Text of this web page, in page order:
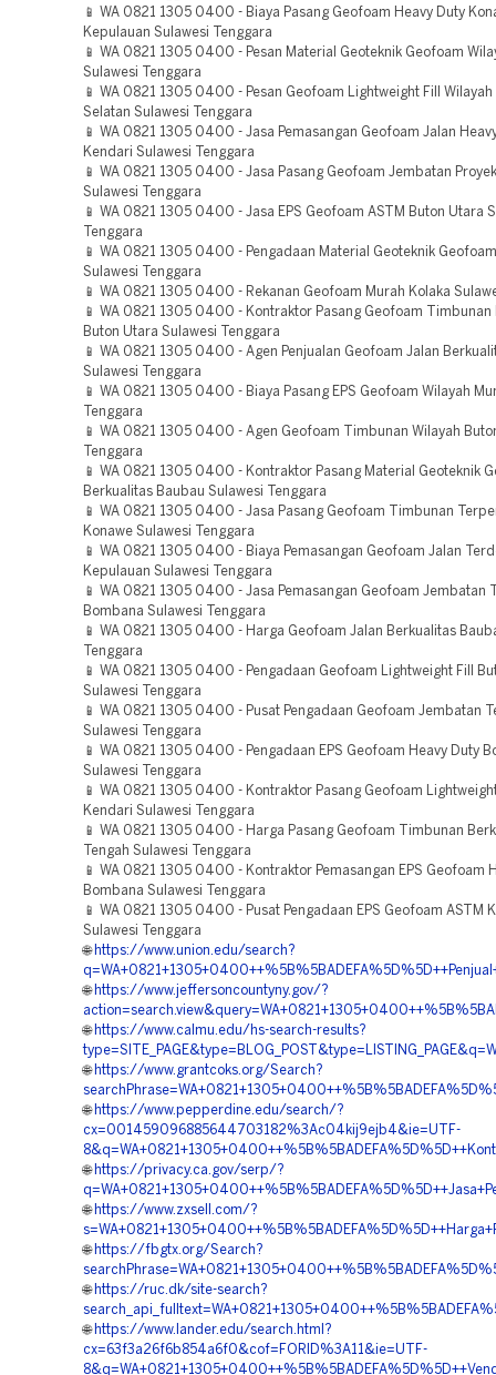
📱 WA 0821 1305 0400 - Biaya Pasang Geofoam Heavy Duty
Kepulauan Sulawesi Tenggara
📱 WA 0821 1305 0400 - Pesan Material Geoteknik Geofoam
Sulawesi Tenggara
📱 WA 0821 1305 0400 - Pesan Geofoam Lightweight Fill Wilayah
Selatan Sulawesi Tenggara
📱 WA 0821 1305 0400 - Jasa Pemasangan Geofoam Jalan
Kendari Sulawesi Tenggara
📱 WA 0821 1305 0400 - Jasa Pasang Geofoam Jembatan
Sulawesi Tenggara
📱 WA 0821 1305 0400 - Jasa EPS Geofoam ASTM Buton Utara
Tenggara
📱 WA 0821 1305 0400 - Pengadaan Material Geoteknik
Sulawesi Tenggara
📱 WA 0821 1305 0400 - Rekanan Geofoam Murah Kolaka
📱 WA 0821 1305 0400 - Kontraktor Pasang Geofoam Timbunan
Buton Utara Sulawesi Tenggara
📱 WA 0821 1305 0400 - Agen Penjualan Geofoam Jalan
Sulawesi Tenggara
📱 WA 0821 1305 0400 - Biaya Pasang EPS Geofoam Wilayah
Tenggara
📱 WA 0821 1305 0400 - Agen Geofoam Timbunan Wilayah
Tenggara
📱 WA 0821 1305 0400 - Kontraktor Pasang Material Geoteknik
Berkualitas Baubau Sulawesi Tenggara
📱 WA 0821 1305 0400 - Jasa Pasang Geofoam Timbunan
Konawe Sulawesi Tenggara
📱 WA 0821 1305 0400 - Biaya Pemasangan Geofoam Jalan
Kepulauan Sulawesi Tenggara
📱 WA 0821 1305 0400 - Jasa Pemasangan Geofoam Jembatan
Bombana Sulawesi Tenggara
📱 WA 0821 1305 0400 - Harga Geofoam Jalan Berkualitas
Tenggara
📱 WA 0821 1305 0400 - Pengadaan Geofoam Lightweight Fill
Sulawesi Tenggara
📱 WA 0821 1305 0400 - Pusat Pengadaan Geofoam Jembatan
Sulawesi Tenggara
📱 WA 0821 1305 0400 - Pengadaan EPS Geofoam Heavy Duty
Sulawesi Tenggara
📱 WA 0821 1305 0400 - Kontraktor Pasang Geofoam
Kendari Sulawesi Tenggara
📱 WA 0821 1305 0400 - Harga Pasang Geofoam Timbunan
Tengah Sulawesi Tenggara
📱 WA 0821 1305 0400 - Kontraktor Pemasangan EPS Geofoam
Bombana Sulawesi Tenggara
📱 WA 0821 1305 0400 - Pusat Pengadaan EPS Geofoam ASTM
Sulawesi Tenggara
🌐 https://www.union.edu/search?
🌐 https://www.jeffersoncountyny.gov/?
🌐 https://www.calmu.edu/hs-search-results?
🌐 https://www.grantcoks.org/Search?
🌐 https://www.pepperdine.edu/search/?
cx=001459096885644703182%3Ac04kij9ejb4&ie=UTF-
🌐 https://privacy.ca.gov/serp/?
🌐 https://www.zxsell.com/?
🌐 https://fbgtx.org/Search?
🌐 https://ruc.dk/site-search?
🌐 https://www.lander.edu/search.html?
cx=63f3a26f6b854a6f0&cof=FORID%3A11&ie=UTF-